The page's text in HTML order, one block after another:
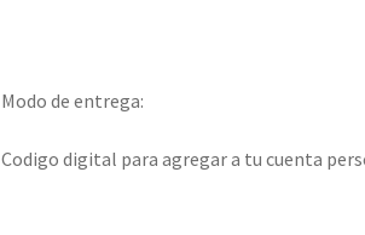
Modo de entrega:
Codigo digital para agregar a tu cuenta